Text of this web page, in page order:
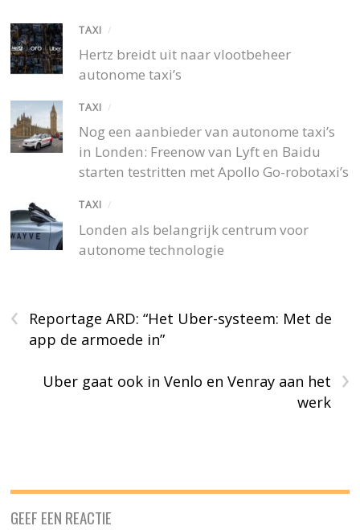
TAXI /
Hertz breidt uit naar vlootbeheer
autonome taxi’s
TAXI /
Nog een aanbieder van autonome taxi’s
in Londen: Freenow van Lyft en Baidu
starten testritten met Apollo Go-robotaxi’s
TAXI /
Londen als belangrijk centrum voor
autonome technologie
‹
Reportage ARD: “Het Uber-systeem: Met de
app de armoede in”
›
Uber gaat ook in Venlo en Venray aan het
werk
GEEF EEN REACTIE